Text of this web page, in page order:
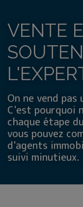
VENTE
On ne vend
C'est pourquoi
chaque étape
vous pouvez
d'agents
suivi minutieux.